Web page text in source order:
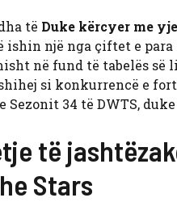
të Duke kërcyer me
një nga çiftet e
në fund të tabelës së
si konkurrencë e
34 të DWTS,
të
Stars